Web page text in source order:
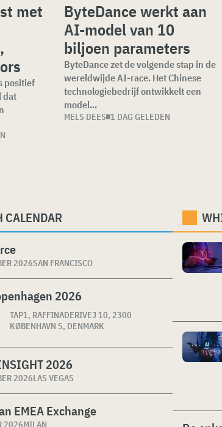
met
positief
dat
ByteDance werkt aan
AI-model van 10
biljoen parameters
ByteDance zet de volgende stap in de
wereldwijde AI-race. Het Chinese
technologiebedrijf ontwikkelt een
model...
MELS DEES 1 DAG GELEDEN
CALENDAR
2026SAN FRANCISCO
2026
TAP1, RAFFINADERIVEJ 10, 2300
KØBENHAVN S, DENMARK
2026
2026LAS VEGAS
EMEA Exchange